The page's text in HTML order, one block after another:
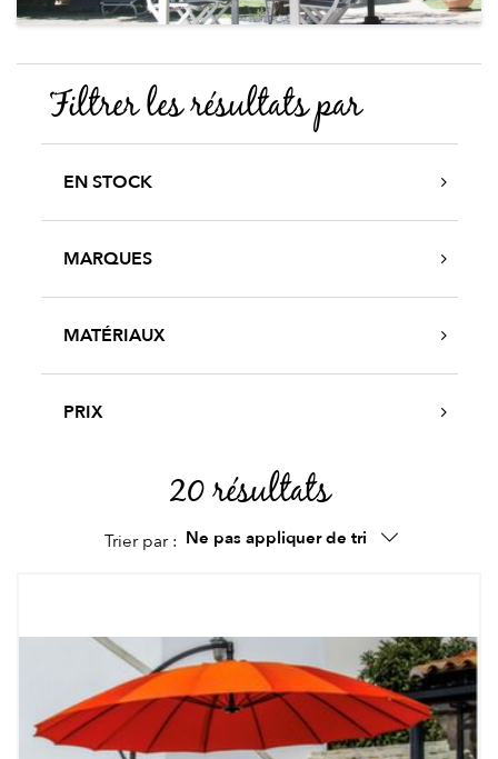
Filtrer les résultats par
EN STOCK
MARQUES
MATÉRIAUX
PRIX
20 résultats
Trier par : Ne pas appliquer de tri